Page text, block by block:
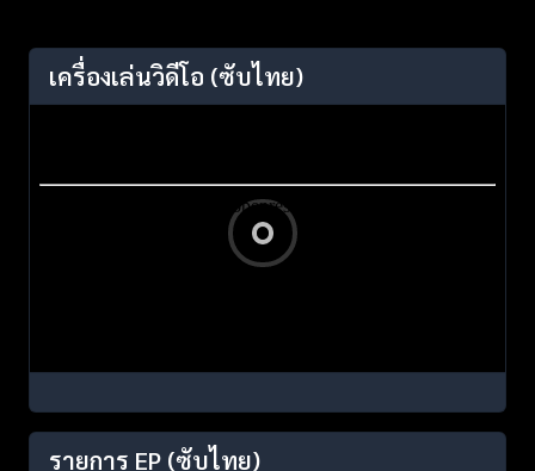
เครื่องเล่นวิดีโอ (ซับไทย)
รายการ EP (ซับไทย)